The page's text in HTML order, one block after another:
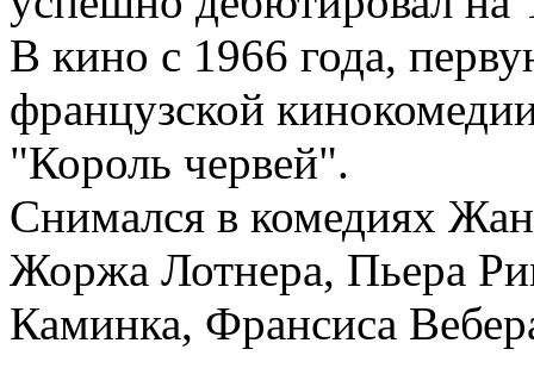
В кино с 1966 года,
французской
"Король червей".
Снимался в комедиях
Жоржа Лотнера, Пьера
Каминка, Франсиса